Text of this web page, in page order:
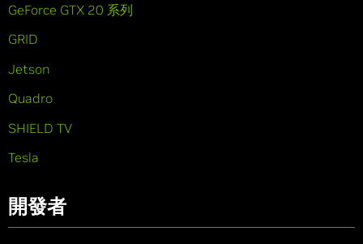
GeForce GTX 20 系列
GRID
Jetson
Quadro
SHIELD TV
Tesla
開發者